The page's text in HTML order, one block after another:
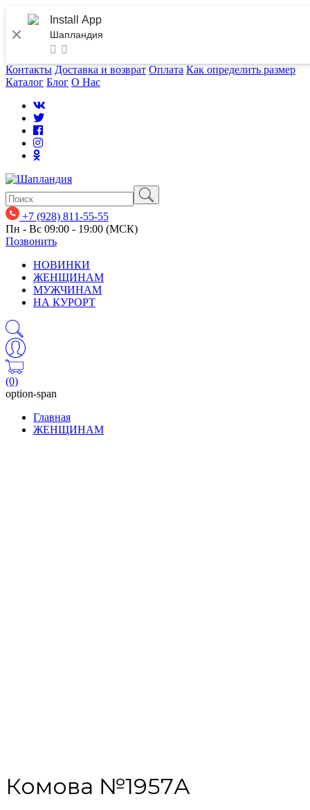
Install App
Шапландия
Контакты Доставка и возврат Оплата Как определить размер
Каталог Блог О Нас
+7 (928) 811-55-55
Пн - Вс 09:00 - 19:00 (МСК)
Позвонить
НОВИНКИ
ЖЕНЩИНАМ
МУЖЧИНАМ
НА КУРОРТ
(0)
option-span
Главная
ЖЕНЩИНАМ
Комова №1957А